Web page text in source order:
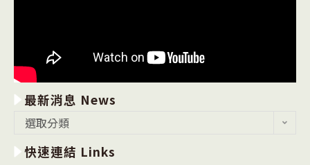
最新消息 News
消
選取分類
快速連結 Links